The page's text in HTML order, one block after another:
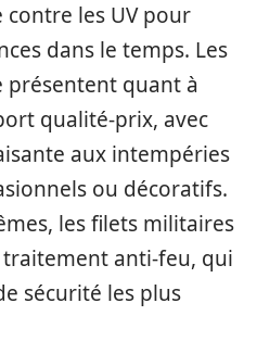
les UV pour
dans le temps. Les
présentent quant à
qualité-prix, avec
aux intempéries
ou décoratifs.
les filets militaires
anti-feu, qui
sécurité les plus